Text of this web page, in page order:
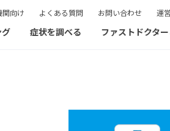
関向け よくある質問 お問い合わせ 運
症状を調べる ファストドクタ